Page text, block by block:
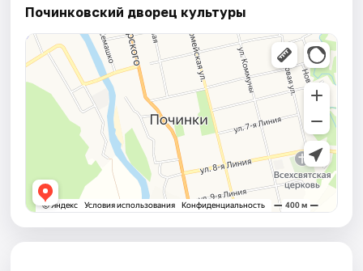
Починковский дворец культуры